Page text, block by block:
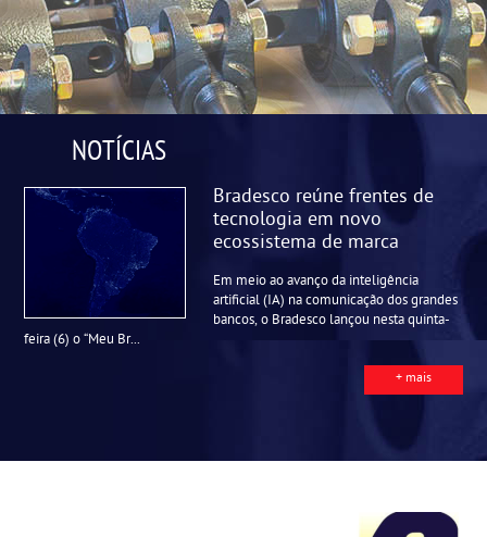
NOTÍCIAS
Bradesco reúne frentes de
tecnologia em novo
ecossistema de marca
Em meio ao avanço da inteligência
artificial (IA) na comunicação dos grandes
bancos, o Bradesco lançou nesta quinta-
feira (6) o “Meu Br...
+ mais